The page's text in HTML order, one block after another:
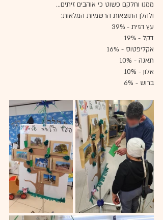
ממנו וחלקם פשוט כי אוהבים זיתים...
ולהלן התוצאות הרשמיות המלאות:
עץ הזית - 39%
דקל - 19%
אקליפטוס - 16%
תאנה - 10%
אלון - 10%
ברוש - 6%